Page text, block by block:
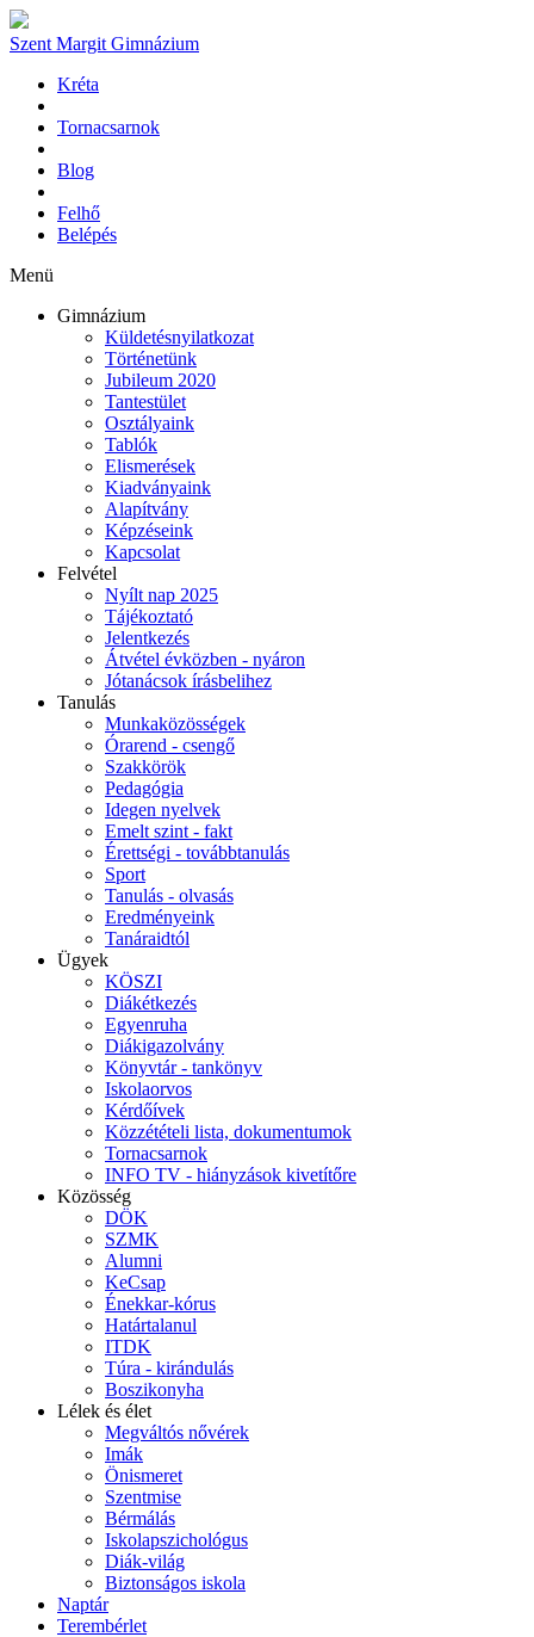
Szent Margit Gimnázium
Kréta
Tornacsarnok
Blog
Felhő
Belépés
Menü
Gimnázium
Küldetésnyilatkozat
Történetünk
Jubileum 2020
Tantestület
Osztályaink
Tablók
Elismerések
Kiadványaink
Alapítvány
Képzéseink
Kapcsolat
Felvétel
Nyílt nap 2025
Tájékoztató
Jelentkezés
Átvétel évközben - nyáron
Jótanácsok írásbelihez
Tanulás
Munkaközösségek
Órarend - csengő
Szakkörök
Pedagógia
Idegen nyelvek
Emelt szint - fakt
Érettségi - továbbtanulás
Sport
Tanulás - olvasás
Eredményeink
Tanáraidtól
Ügyek
KÖSZI
Diákétkezés
Egyenruha
Diákigazolvány
Könyvtár - tankönyv
Iskolaorvos
Kérdőívek
Közzétételi lista, dokumentumok
Tornacsarnok
INFO TV - hiányzások kivetítőre
Közösség
DÖK
SZMK
Alumni
KeCsap
Énekkar-kórus
Határtalanul
ITDK
Túra - kirándulás
Boszikonyha
Lélek és élet
Megváltós nővérek
Imák
Önismeret
Szentmise
Bérmálás
Iskolapszichológus
Diák-világ
Biztonságos iskola
Naptár
Terembérlet